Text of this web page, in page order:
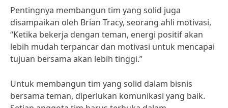
Pentingnya membangun tim yang solid juga
disampaikan oleh Brian Tracy, seorang ahli motivasi,
“Ketika bekerja dengan teman, energi positif akan
lebih mudah terpancar dan motivasi untuk mencapai
tujuan bersama akan lebih tinggi.”
Untuk membangun tim yang solid dalam bisnis
bersama teman, diperlukan komunikasi yang baik.